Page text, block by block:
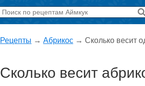
Рецепты → Абрикос → Сколько весит
Сколько весит